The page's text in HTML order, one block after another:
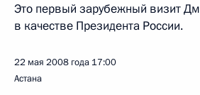
Это первый зарубежный визит
в качестве Президента России.
22 мая 2008 года 17:00
Астана